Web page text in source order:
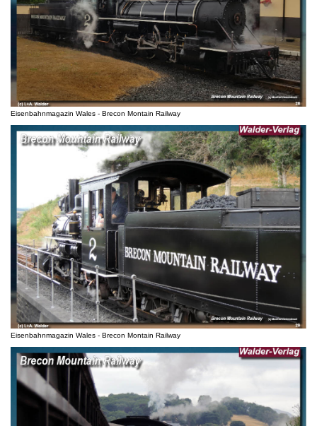
Eisenbahnmagazin Wales - Brecon Montain Railway
Eisenbahnmagazin Wales - Brecon Montain Railway